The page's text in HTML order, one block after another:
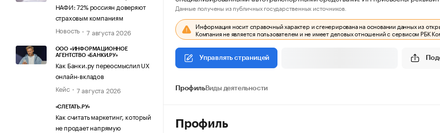
НАФИ: 72% россиян доверяют
страховым компаниям
Новость
7 августа 2026
ООО «ИНФОРМАЦИОННОЕ
АГЕНТСТВО «БАНКИ.РУ»
Как Банки.ру переосмыслил UX
онлайн-вкладов
Кейс
7 августа 2026
«СЛЕТАТЬ.РУ»
Как считать маркетинг, который
не продает напрямую
Данные получены из публичных государственных источников.
Информация носит справочный характер и сгенерирована на основании данных из
Компания не является пользователем и не имеет деловых отношений с сервисом РБК
Управлять страницей
ПрофильВиды деятельности
Профиль